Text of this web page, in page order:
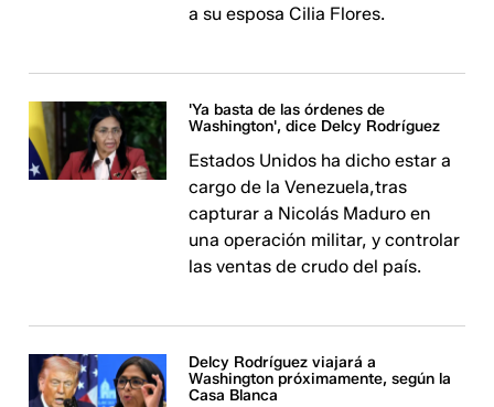
a su esposa Cilia Flores.
'Ya basta de las órdenes de
Washington', dice Delcy Rodríguez
Estados Unidos ha dicho estar a
cargo de la Venezuela,tras
capturar a Nicolás Maduro en
una operación militar, y controlar
las ventas de crudo del país.
Delcy Rodríguez viajará a
Washington próximamente, según la
Casa Blanca